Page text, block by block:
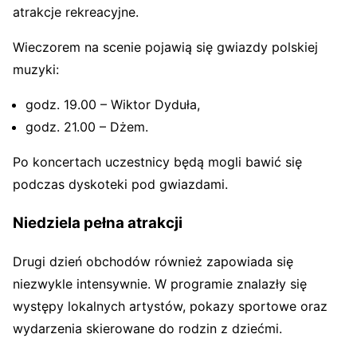
atrakcje rekreacyjne.
Wieczorem na scenie pojawią się gwiazdy polskiej
muzyki:
godz. 19.00 – Wiktor Dyduła,
godz. 21.00 – Dżem.
Po koncertach uczestnicy będą mogli bawić się
podczas dyskoteki pod gwiazdami.
Niedziela pełna atrakcji
Drugi dzień obchodów również zapowiada się
niezwykle intensywnie. W programie znalazły się
występy lokalnych artystów, pokazy sportowe oraz
wydarzenia skierowane do rodzin z dziećmi.